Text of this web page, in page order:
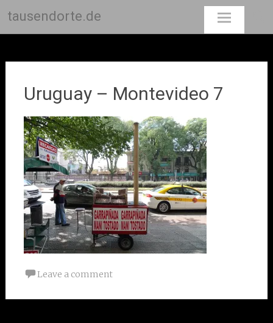
tausendorte.de
Uruguay – Montevideo 7
Leave a comment